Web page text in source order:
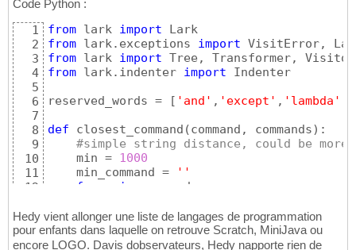
Code Python :
1
2
3
4
5
6
7
8
9
10
11
12
14
15
16
from lark import
from lark.exceptions import
from lark import
from lark.indenter import Indenter
reserved_words =
[ 'and' , 'except' , 'lambda'
def closest_command (command, commands) :
#simple string distance, could be more
    min =
1000
    min_command =
''
for
in
commands:
if min_c < min:
            min = min_c
            min_command = c
Hedy vient allonger une liste de langages de programmation
pour enfants dans laquelle on retrouve Scratch, MiniJava ou
encore LOGO. Davis dobservateurs, Hedy napporte rien de